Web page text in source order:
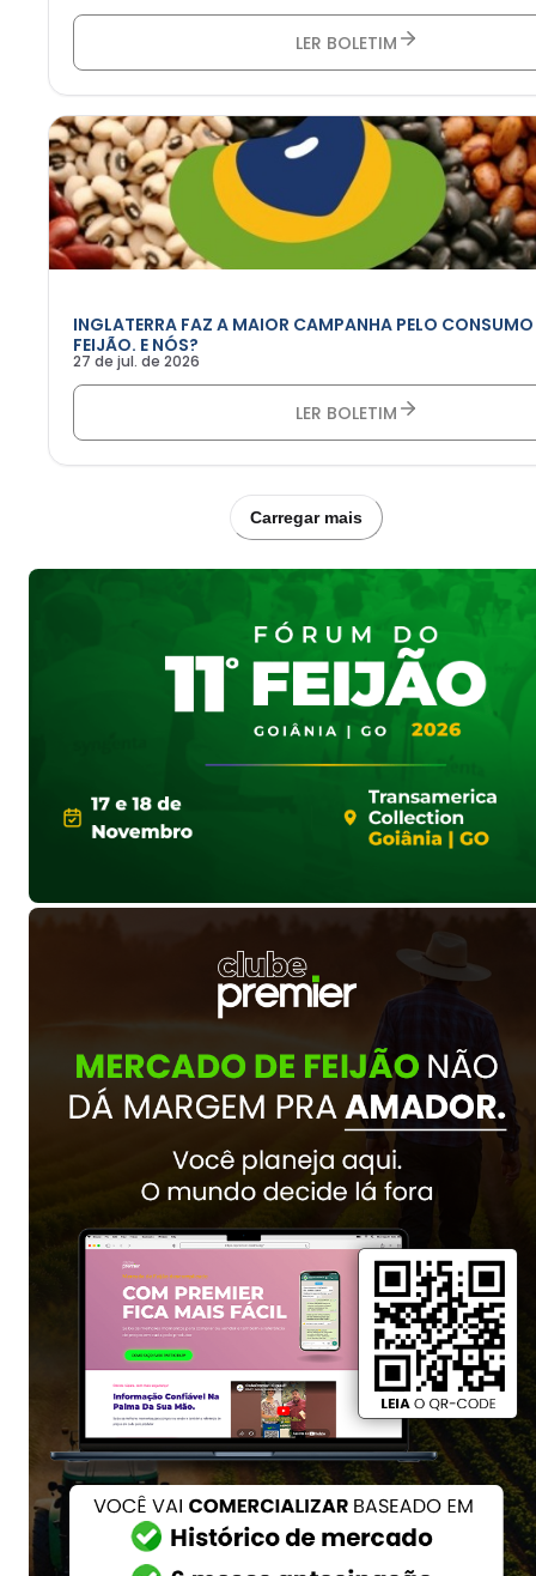
LER BOLETIM
INGLATERRA FAZ A MAIOR CAMPANHA PELO CONSUMO
FEIJÃO. E NÓS?
27 de jul. de 2026
LER BOLETIM
Carregar mais